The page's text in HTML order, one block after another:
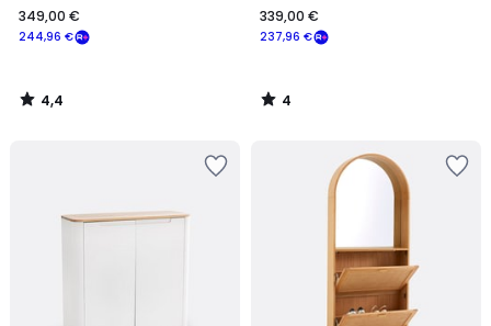
€
souscrivez
notre
programme
244,96 €
349,00 €
4,4
/
237,96 €
339,00 €
4
/